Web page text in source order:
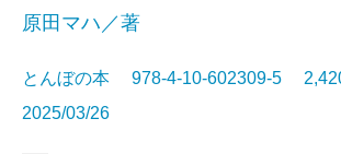
原田マハ／著
とんぼの本 978-4-10-602309-5
2025/03/26